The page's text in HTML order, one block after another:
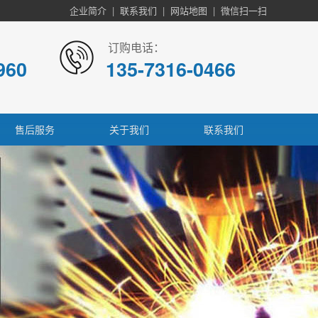
企业简介 | 联系我们 | 微信扫一扫
网站地图 |
订购电话：
135-7316-0466
售后服务 关于我们 联系我们